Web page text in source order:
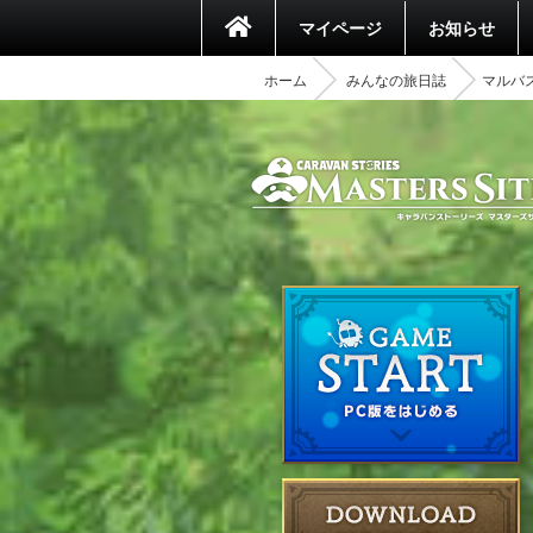
マイページ お知らせ
ホーム みんなの旅日誌 マルバ